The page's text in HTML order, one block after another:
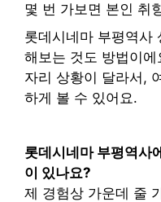
몇 번 가보면 본인 취
롯데시네마 부평역사
해보는 것도 방법이
자리 상황이 달라서,
하게 볼 수 있어요.
롯데시네마 부평역사
이 있나요?
제 경험상 가운데 줄